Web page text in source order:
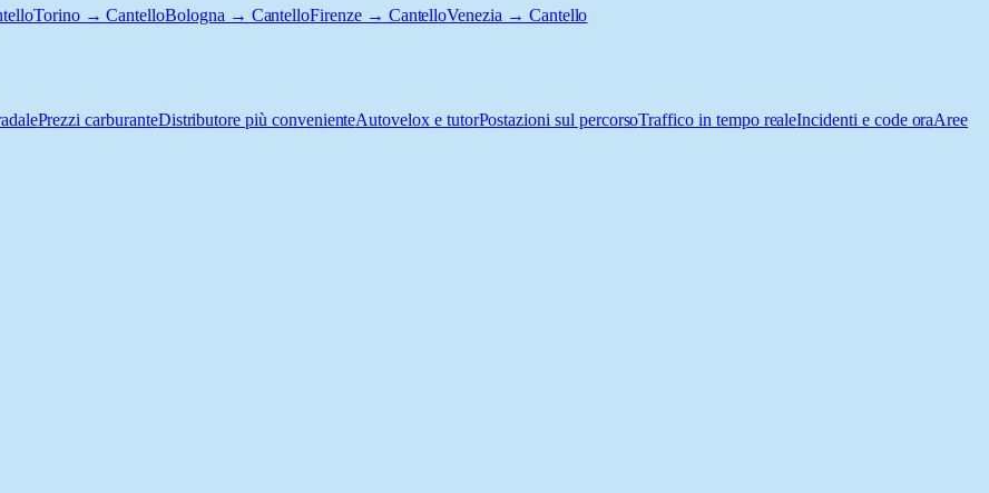
Torino → CantelloBologna → CantelloFirenze → CantelloVenezia → Cantello
Prezzi carburanteDistributore più convenienteAutovelox e tutorPostazioni sul percorsoTraffico in tempo realeIncidenti e code oraAree